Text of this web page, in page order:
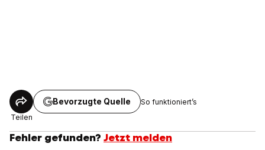
Teilen
Bevorzugte Quelle So funktioniert’s
Fehler gefunden? Jetzt melden